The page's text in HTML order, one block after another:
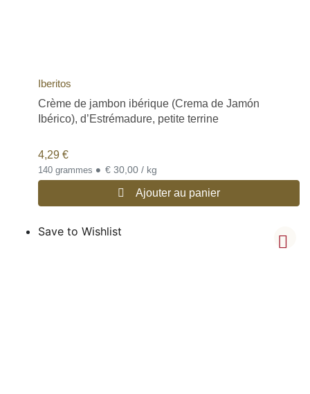
Iberitos
Crème de jambon ibérique (Crema de Jamón
Ibérico), d’Estrémadure, petite terrine
4,29 €
140 grammes • € 30,00 / kg
Ajouter au panier
Save to Wishlist